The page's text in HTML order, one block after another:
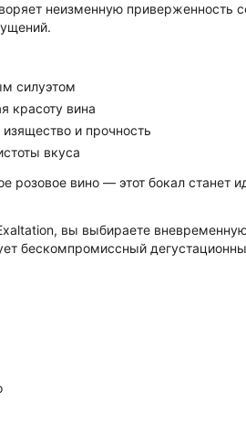
неизменную приверженность
силуэтом
красоту вина
и прочность
вкуса
розовое вино — этот бокал станет
вы выбираете вневременную
бескомпромиссный